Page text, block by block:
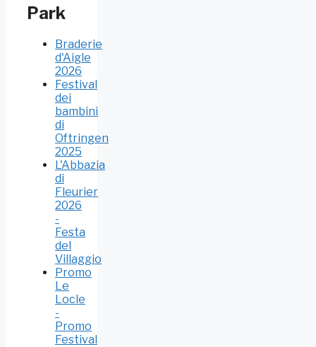
Park
Braderie
d'Aigle
2026
Festival
dei
bambini
di
Oftringen
2025
L'Abbazia
di
Fleurier
2026
-
Festa
del
Villaggio
Promo
Le
Locle
-
Promo
Festival